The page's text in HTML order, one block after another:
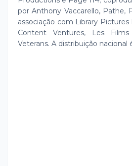
por Anthony Vaccarello, Pathe,
associação com Library
Content Ventures, Les
Veterans. A distribuição nacional